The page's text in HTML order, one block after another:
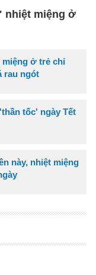
nhiệt miệng ở
ở trẻ chỉ
rau ngót
tốc' ngày Tết
này, nhiệt miệng